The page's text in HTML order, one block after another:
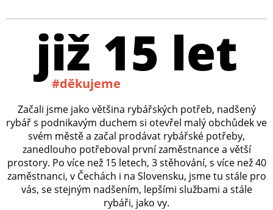
již 15 let
#děkujeme
Začali jsme jako většina rybářských potřeb, nadšený
rybář s podnikavým duchem si otevřel malý obchůdek ve
svém městě a začal prodávat rybářské potřeby,
zanedlouho potřeboval první zaměstnance a větší
prostory. Po více než 15 letech, 3 stěhování, s více než 40
zaměstnanci, v Čechách i na Slovensku, jsme tu stále pro
vás, se stejným nadšením, lepšími službami a stále
rybáři, jako vy.